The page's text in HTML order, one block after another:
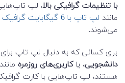
با تنظیمات گرافیکی بالا، لپ
مانند لپ تاپ با 6 گیگابایت گرافیک
می‌شوند.
برای کسانی که به دنبال لپ تاپ برای
دانشجویی، یاکاربری‌های روزمره